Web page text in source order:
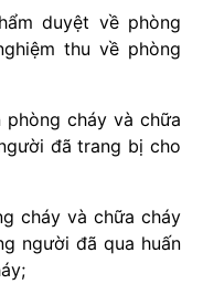
duyệt về phòng
thu về phòng
cháy và chữa
đã trang bị cho
cháy và chữa cháy
người đã qua huấn